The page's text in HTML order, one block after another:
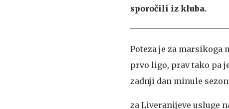
sporočili iz kluba.
Poteza je za marsikoga
prvo ligo, prav tako pa
zadnji dan minule
za Liveranijeve usluge